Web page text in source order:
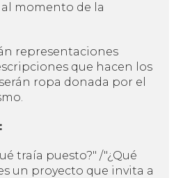
al momento de la
representaciones
que hacen los
ropa donada por el
traía puesto?" /"¿Qué
un proyecto que invita a